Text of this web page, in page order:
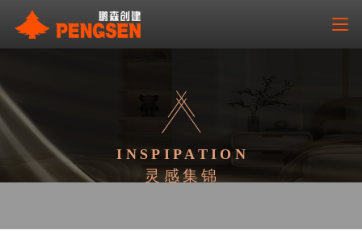
INSPIPATION
灵感集锦